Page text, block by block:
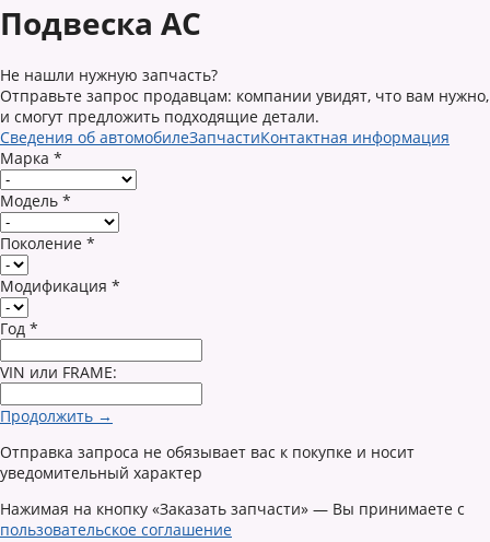
Подвеска AC
Не нашли нужную запчасть?
Отправьте запрос продавцам: компании увидят, что вам нужно,
и смогут предложить подходящие детали.
Сведения об автомобилеЗапчастиКонтактная информация
Марка *
Модель *
Поколение *
Модификация *
Год *
VIN или FRAME:
Продолжить →
Отправка запроса не обязывает вас к покупке и носит
уведомительный характер
Нажимая на кнопку «Заказать запчасти» — Вы принимаете с
пользовательское соглашение